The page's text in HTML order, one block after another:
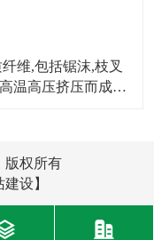
塑结构板制箱则
，同时
维,包括锯沫,枝叉
温高压挤压而成。
版权所有
建设】